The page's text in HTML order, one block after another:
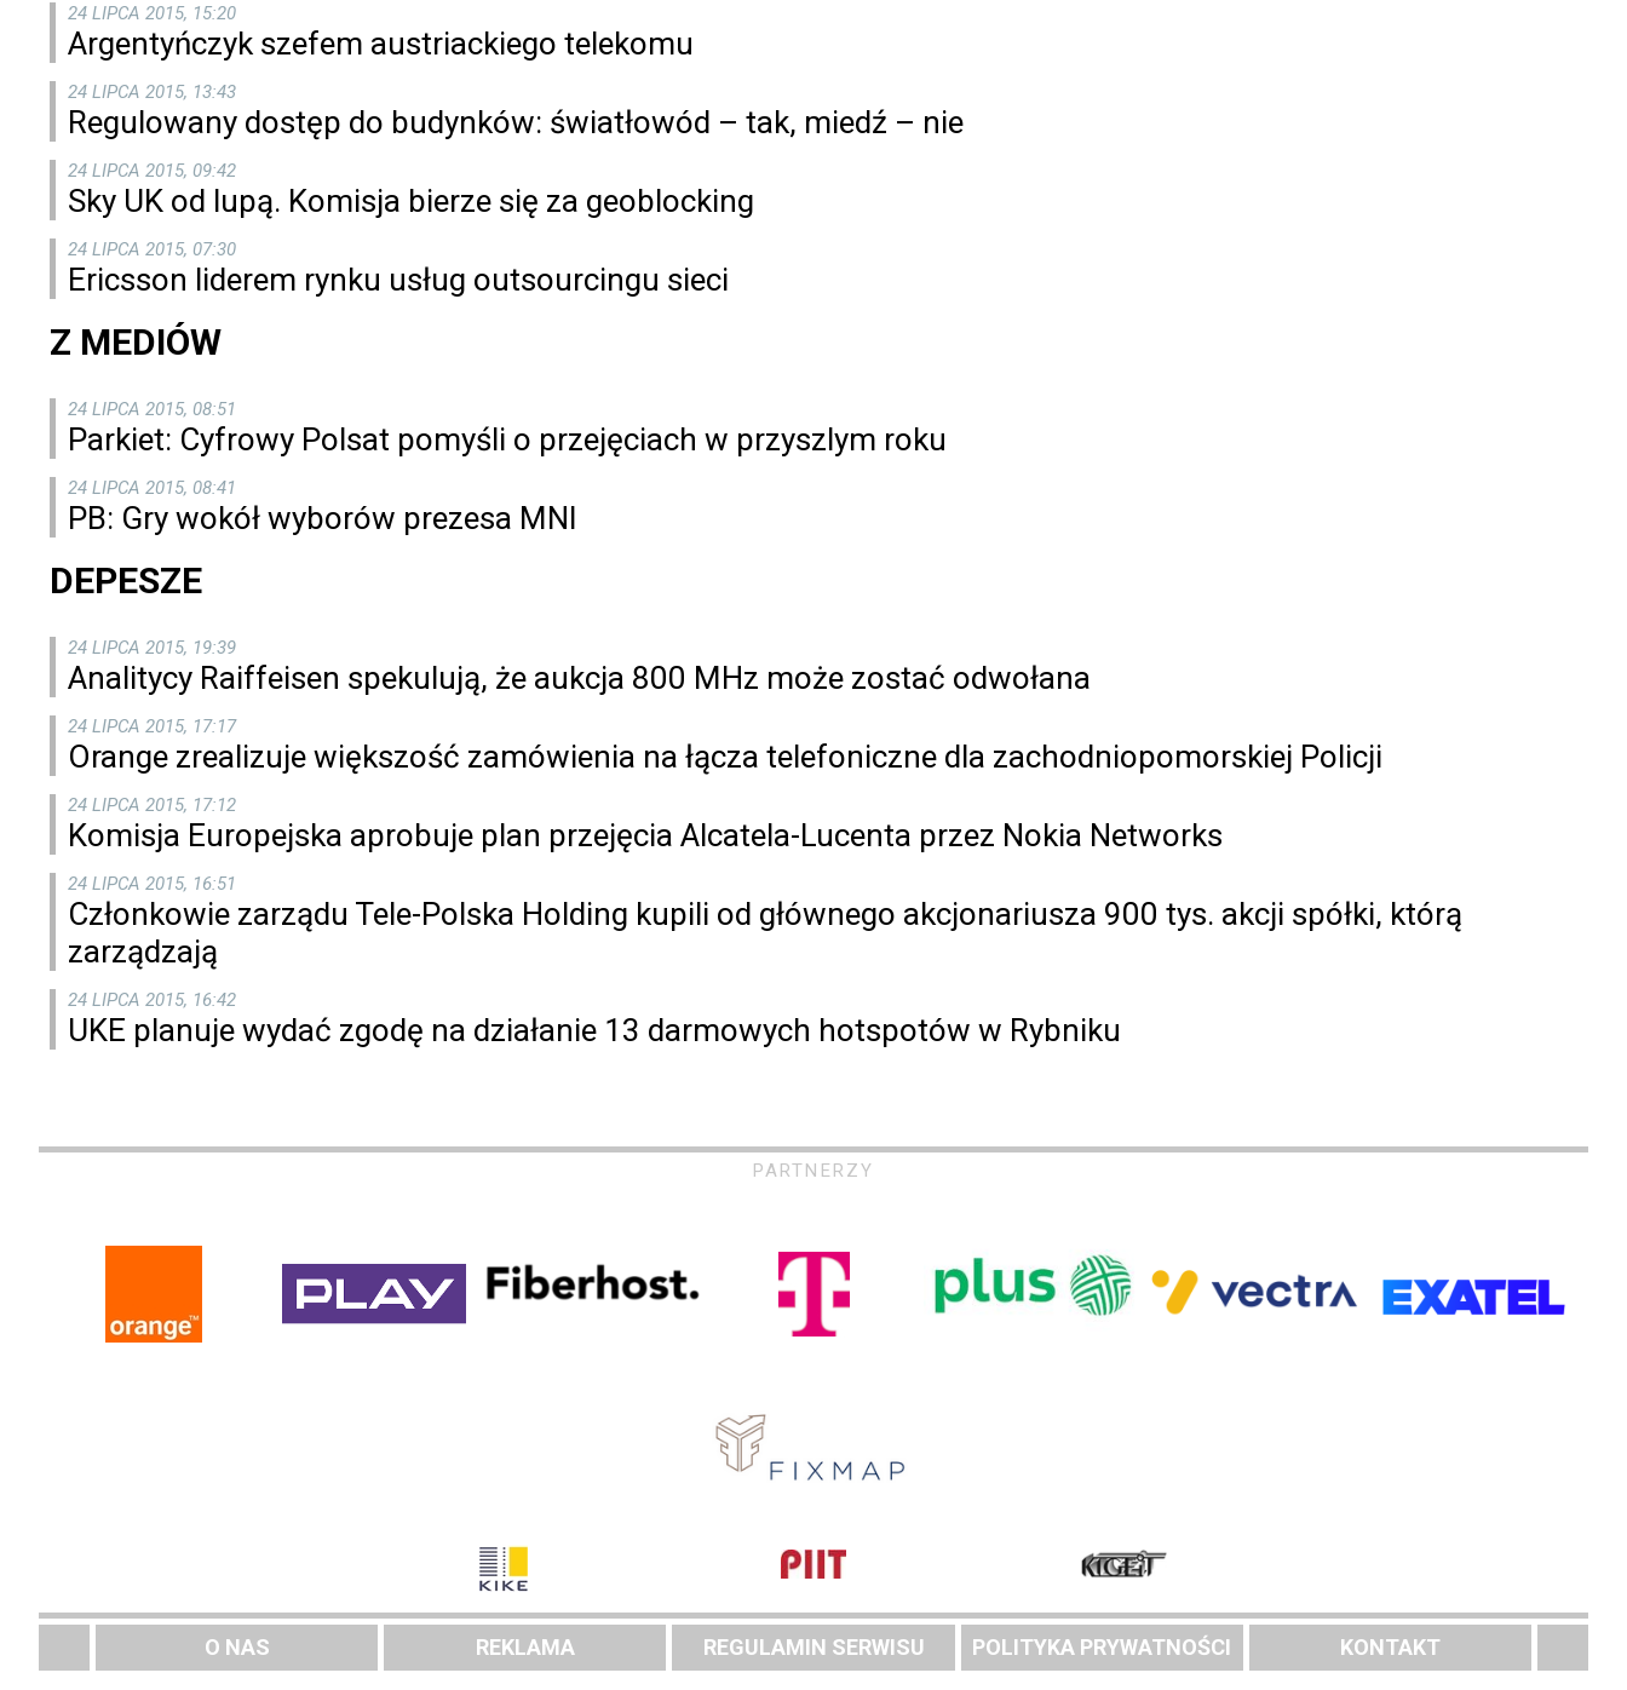
24 LIPCA 2015, 15:20
Argentyńczyk szefem austriackiego telekomu
24 LIPCA 2015, 13:43
Regulowany dostęp do budynków: światłowód – tak, miedź – nie
24 LIPCA 2015, 09:42
Sky UK od lupą. Komisja bierze się za geoblocking
24 LIPCA 2015, 07:30
Ericsson liderem rynku usług outsourcingu sieci
Z MEDIÓW
24 LIPCA 2015, 08:51
Parkiet: Cyfrowy Polsat pomyśli o przejęciach w przyszlym roku
24 LIPCA 2015, 08:41
PB: Gry wokół wyborów prezesa MNI
DEPESZE
24 LIPCA 2015, 19:39
Analitycy Raiffeisen spekulują, że aukcja 800 MHz może zostać odwołana
24 LIPCA 2015, 17:17
Orange zrealizuje większość zamówienia na łącza telefoniczne dla zachodniopomorskiej Policji
24 LIPCA 2015, 17:12
Komisja Europejska aprobuje plan przejęcia Alcatela-Lucenta przez Nokia Networks
24 LIPCA 2015, 16:51
Członkowie zarządu Tele-Polska Holding kupili od głównego akcjonariusza 900 tys. akcji spółki, którą
zarządzają
24 LIPCA 2015, 16:42
UKE planuje wydać zgodę na działanie 13 darmowych hotspotów w Rybniku
PARTNERZY
O NAS REKLAMA REGULAMIN SERWISU POLITYKA PRYWATNOŚCI KONTAKT